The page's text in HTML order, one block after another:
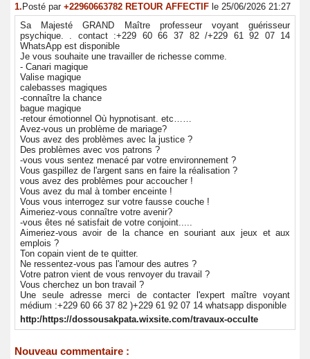
1.Posté par +22960663782 RETOUR AFFECTIF le 25/06/2026 21:27
Sa Majesté GRAND Maître professeur voyant guérisseur
psychique. . contact :+229 60 66 37 82 /+229 61 92 07 14
WhatsApp est disponible
Je vous souhaite une travailler de richesse comme.
- Canari magique
Valise magique
calebasses magiques
-connaître la chance
bague magique
-retour émotionnel Où hypnotisant. etc……
Avez-vous un problème de mariage?
Vous avez des problèmes avec la justice ?
Des problèmes avec vos patrons ?
-vous vous sentez menacé par votre environnement ?
Vous gaspillez de l'argent sans en faire la réalisation ?
vous avez des problèmes pour accoucher !
Vous avez du mal à tomber enceinte !
Vous vous interrogez sur votre fausse couche !
Aimeriez-vous connaître votre avenir?
-vous êtes né satisfait de votre conjoint.....
Aimeriez-vous avoir de la chance en souriant aux jeux et aux
emplois ?
Ton copain vient de te quitter.
Ne ressentez-vous pas l'amour des autres ?
Votre patron vient de vous renvoyer du travail ?
Vous cherchez un bon travail ?
Une seule adresse merci de contacter l'expert maître voyant
médium :+229 60 66 37 82 )+229 61 92 07 14 whatsapp disponible
http:/https://dossousakpata.wixsite.com/travaux-occulte
Nouveau commentaire :